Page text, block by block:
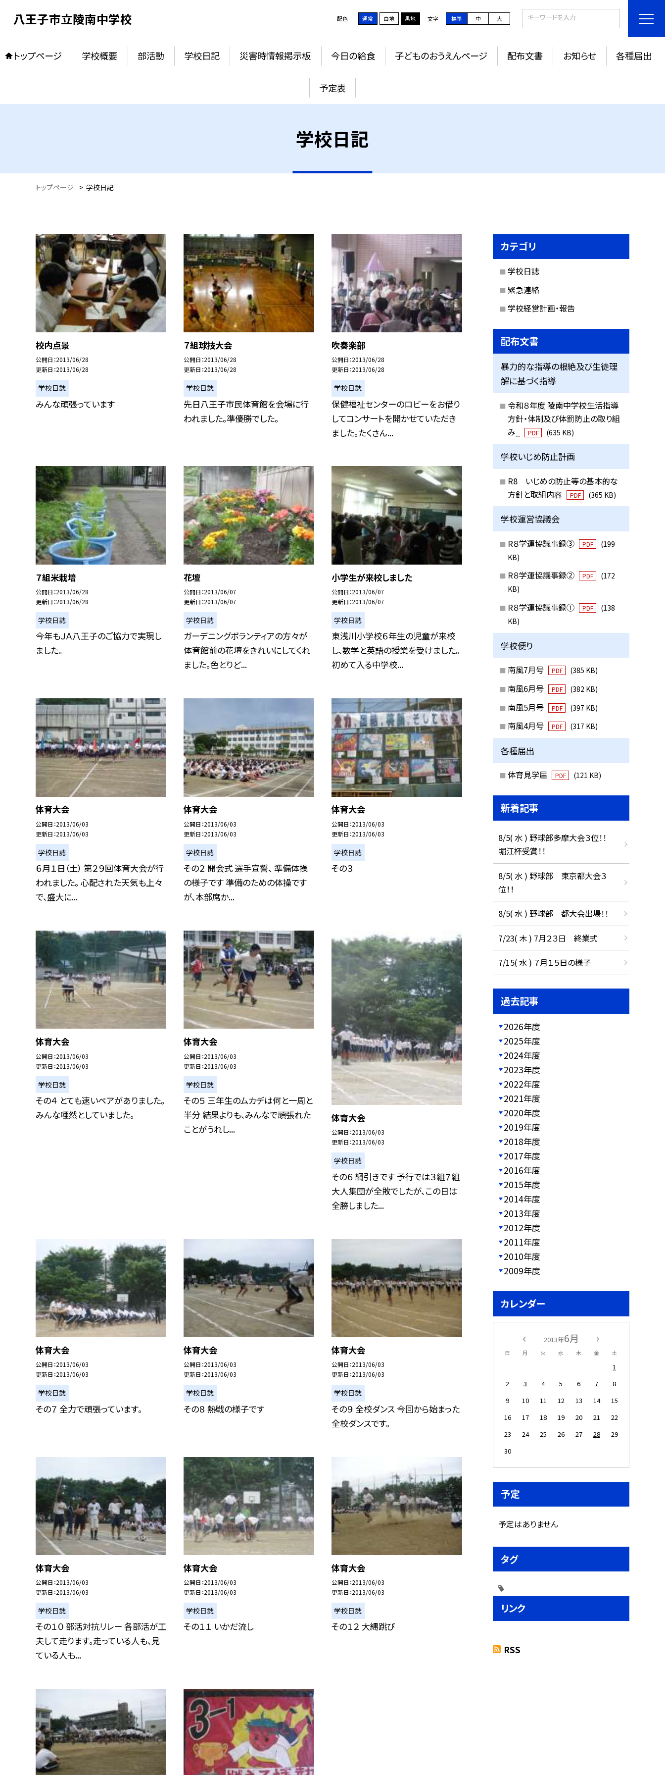
八王子市立陵南中学校 配色 通常 白地 黒地 文字 標準 中 大
トップページ 学校概要 部活動 学校日記 災害時情報掲示板 今日の給食 子どものおうえんページ 配布文書 お知らせ 各種届出
予定表
学校日記
トップページ > 学校日記
校内点景
公開日 2013/06/28
更新日 2013/06/28
学校日誌
みんな頑張っています
７組球技大会
公開日 2013/06/28
更新日 2013/06/28
学校日誌
先日八王子市民体育館を会場に行
われました。準優勝でした。
吹奏楽部
公開日 2013/06/28
更新日 2013/06/28
学校日誌
保健福祉センターのロビーをお借り
してコンサートを開かせていただき
ました。たくさん...
７組米栽培
公開日 2013/06/28
更新日 2013/06/28
学校日誌
今年もＪＡ八王子のご協力で実現し
ました。
花壇
公開日 2013/06/07
更新日 2013/06/07
学校日誌
ガーデニングボランティアの方々が
体育館前の花壇をきれいにしてくれ
ました。色とりど...
小学生が来校しました
公開日 2013/06/07
更新日 2013/06/07
学校日誌
東浅川小学校６年生の児童が来校
し、数学と英語の授業を受けました。
初めて入る中学校...
体育大会
公開日 2013/06/03
更新日 2013/06/03
学校日誌
６月１日（土） 第２９回体育大会が行
われました。 心配された天気も上々
で、盛大に...
体育大会
公開日 2013/06/03
更新日 2013/06/03
学校日誌
その２ 開会式 選手宣誓、 準備体操
の様子です 準備のための体操です
が、本部席か...
体育大会
公開日 2013/06/03
更新日 2013/06/03
学校日誌
その３
体育大会
公開日 2013/06/03
更新日 2013/06/03
学校日誌
その４ とても速いペアがありました。
みんな唖然としていました。
体育大会
公開日 2013/06/03
更新日 2013/06/03
学校日誌
その５ 三年生のムカデは何と一周と
半分 結果よりも、みんなで頑張れた
ことがうれし...
体育大会
公開日 2013/06/03
更新日 2013/06/03
学校日誌
その６ 綱引きです 予行では３組７組
大人集団が全敗でしたが、この日は
全勝しました...
体育大会
公開日 2013/06/03
更新日 2013/06/03
学校日誌
その７ 全力で頑張っています。
体育大会
公開日 2013/06/03
更新日 2013/06/03
学校日誌
その８ 熱戦の様子です
体育大会
公開日 2013/06/03
更新日 2013/06/03
学校日誌
その９ 全校ダンス 今回から始まった
全校ダンスです。
体育大会
公開日 2013/06/03
更新日 2013/06/03
学校日誌
その１０ 部活対抗リレー 各部活が工
夫して走ります。走っている人も、見
ている人も...
体育大会
公開日 2013/06/03
更新日 2013/06/03
学校日誌
その１１ いかだ流し
体育大会
公開日 2013/06/03
更新日 2013/06/03
学校日誌
その１２ 大縄跳び
カテゴリ
学校日誌
緊急連絡
学校経営計画・報告
配布文書
暴力的な指導の根絶及び生徒理
解に基づく指導
令和８年度 陵南中学校生活指導
方針・体制及び体罰防止の取り組
み_
PDF (635 KB)
学校いじめ防止計画
R8 いじめの防止等の基本的な
方針と取組内容
PDF (365 KB)
学校運営協議会
R８学運協議事録③ PDF
(199
KB)
R８学運協議事録② PDF
(172
KB)
R８学運協議事録① PDF
(138
KB)
学校便り
南風7月号 PDF (385 KB)
南風6月号 PDF (382 KB)
南風5月号 PDF (397 KB)
南風4月号 PDF (317 KB)
各種届出
体育見学届 PDF (121 KB)
新着記事
8/5( 水 ) 野球部多摩大会３位！！
堀江杯受賞！！
8/5( 水 ) 野球部 東京都大会３
位！！
8/5( 水 ) 野球部 都大会出場！！
7/23( 木 ) 7月２３日 終業式
7/15( 水 ) ７月１５日の様子
過去記事
2026年度
2025年度
2024年度
2023年度
2022年度
2021年度
2020年度
2019年度
2018年度
2017年度
2016年度
2015年度
2014年度
2013年度
2012年度
2011年度
2010年度
2009年度
カレンダー
2013年6月
日 月 火 水 木 金 土
1
2
3 4 5 6 7
8
9
10 11 12 13 14
15
16
17 18 19 20 21
22
23
24 25 26 27 28
29
30
予定
予定はありません
タグ
リンク
RSS